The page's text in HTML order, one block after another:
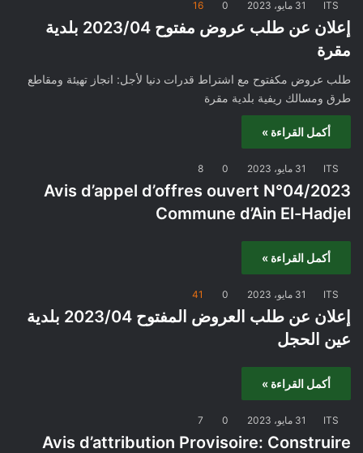
ITS 31 مايو، 2023 0
16
إعلان عن طلب عروض مفتوح 2023/04 بلدية
مقرة
طلب عروض مكفتوح مع اشتراط قدرات دنيا لأجل: انجاز تهيئة ومقاطع
طرق ومسالك ريفية بلدية مقرة
أكمل القراءة »
ITS 31 مايو، 2023 0
8
Avis d’appel d’offres ouvert N°04/2023
Commune d’Ain El-Hadjel
أكمل القراءة »
ITS 31 مايو، 2023 0
41
إعلان عن طلب العروض المفتوح 2023/04 بلدية
عين الحجل
أكمل القراءة »
ITS 31 مايو، 2023 0
7
Avis d’attribution Provisoire: Construire